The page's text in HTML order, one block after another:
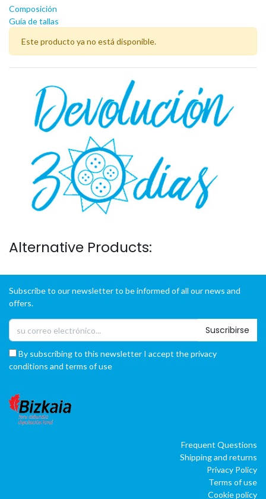
Composición
Guía de tallas
Este producto ya no está disponible.
Alternative Products:
Subscribe to our newsletter to be informed of all our news and
offers.
Suscribirse
By subscribing to this newsletter I accept the privacy
conditions and terms of use
Frequent Questions
Shipping and returns
Privacy Policy
Terms of use
Cookie policy